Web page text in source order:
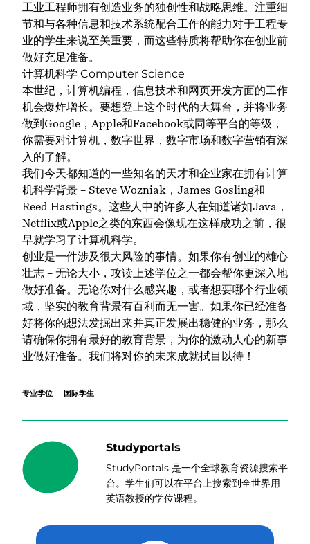
工业工程师拥有创造业务的独创性和战略思维。注重细
节和与各种信息和技术系统配合工作的能力对于工程专
业的学生来说至关重要，而这些特质将帮助你在创业前
做好充足准备。
计算机科学 Computer Science
本世纪，计算机编程，信息技术和网页开发方面的工作
机会爆炸增长。要想登上这个时代的大舞台，并将业务
做到Google，Apple和Facebook或同等平台的等级，
你需要对计算机，数字世界，数字市场和数字营销有深
入的了解。
我们今天都知道的一些知名的天才和企业家在拥有计算
机科学背景 – Steve Wozniak，James Gosling和
Reed Hastings。这些人中的许多人在知道诸如Java，
Netflix或Apple之类的东西会像现在这样成功之前，很
早就学习了计算机科学。
创业是一件涉及很大风险的事情。如果你有创业的雄心
壮志 – 无论大小，攻读上述学位之一都会帮你更深入地
做好准备。无论你对什么感兴趣，或者想要哪个行业领
域，坚实的教育背景有百利而无一害。如果你已经准备
好将你的想法发掘出来并真正发展出稳健的业务，那么
请确保你拥有最好的教育背景，为你的激动人心的新事
业做好准备。我们将对你的未来成就拭目以待！
专业学位 国际学生
Studyportals
StudyPortals 是一个全球教育资源搜索平
台。学生们可以在平台上搜索到全世界用
英语教授的学位课程。